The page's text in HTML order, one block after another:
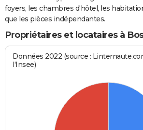
foyers, les chambres d'hôtel, les
que les pièces indépendantes.
Propriétaires et locataires à
Données 2022 (source :
l'Insee)